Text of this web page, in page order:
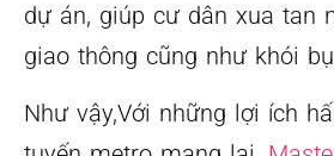
dự án, giúp cư dân xua tan
giao thông cũng như khói
Như vậy,Với những lợi ích